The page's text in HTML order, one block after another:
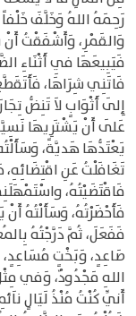
رَحِمَهُ اللهُ وَخَلَّفَ خَلْفاً
وَالقَمْرِ، وَأَشْفَقْتُ أَنْ
فَيَبِيعَهَا فِي أَثْنَاءِ
فَاتَنِي شِرَاهَا،
إِلَى أَثْوَابٍ لاَ تَنِضُّ
عَلَى أَنْ يَشْتَرِيهَا
يَعْتَدُّهَا هَديَّةً،
تَغَافَلْتُ عَنِ
فَاقْتَضَيْتُهُ،
فَأَحْضَرْتُهُ، وَسَأَلْتُهُ
فَفَعَلَ، ثُمَّ دَرَّجْتُهُ
صَاعِدٍ، وَبَخْتٍ مُسَاعِدٍ،
اللهِ مَجْدُودٌ، وَفي
أَنِّي كُنْتُ مُنْذُ لَيَالٍ